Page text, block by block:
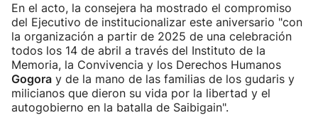
En el acto, la consejera ha mostrado el compromiso
del Ejecutivo de institucionalizar este aniversario "con
la organización a partir de 2025 de una celebración
todos los 14 de abril a través del Instituto de la
Memoria, la Convivencia y los Derechos Humanos
Gogora y de la mano de las familias de los gudaris y
milicianos que dieron su vida por la libertad y el
autogobierno en la batalla de Saibigain".